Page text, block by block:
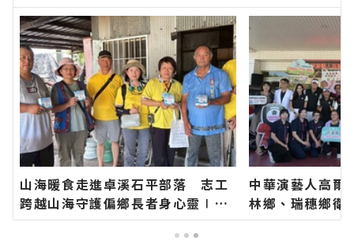
∣花蓮新聞網官方網站各類新聞－
最快速的今日新聞報導 最新的在
地資訊！
山海暖食走進卓溪石平部落 志工
跨越山海守護偏鄉長者身心靈∣花
蓮新聞網官方網站各類新聞－最快
速的今日新聞報導 最新的在地資
中華演藝人高爾
林鄉、瑞穗鄉衛
長代表花蓮鄉